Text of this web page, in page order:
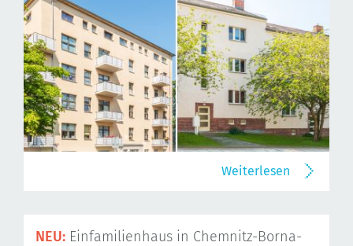
Weiterlesen
NEU: Einfamilienhaus in Chemnitz-Borna-